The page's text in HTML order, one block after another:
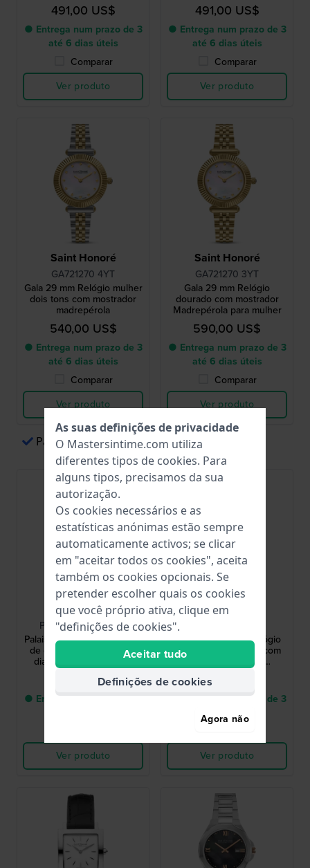
491,00 US$
● Entrega num prazo de 3
até 6 dias úteis
Comparar
Ver produto
491,00 US$
● Entrega num prazo de 3
até 6 dias úteis
Comparar
Ver produto
Saint Honoré
GA721270 4YT
Gala 29 mm Relógio mulher
dois tons com mostrador
madrepérola
540,00 US$
● Entrega num prazo de 3
até 6 dias úteis
Comparar
Ver produto
Saint Honoré
GA721270 3YT
Gala 29 mm Relógio
dourado com mostrador
Madrepérola para mulher
590,00 US$
● Entrega num prazo de 3
até 6 dias úteis
Comparar
Ver produto
Pagamentos fáceis através de Apple Pay
Saint Honoré
PR722155 31MYBDT
Palais Royal 26 mm Relógio
de quartzo elegante com
diamantes e mostrador
Madrepérola
986,00 US$
● Entrega num prazo de 3
Ver produto
Saint Honoré
Matignon 33 mm Relógio
de quartzo elegante com
data e mostrador
Madrepérola
520,00 US$
● Entrega num prazo de 3
até 6 dias úteis
Ver produto
As suas definições de privacidade
O Mastersintime.com utiliza
diferentes tipos de cookies. Para
alguns tipos, precisamos da sua
autorização.
Os cookies necessários e as
estatísticas anónimas estão sempre
automaticamente activos; se clicar
em "aceitar todos os cookies", aceita
também os cookies opcionais. Se
pretender escolher quais os cookies
que você próprio ativa, clique em
"definições de cookies".
Aceitar tudo
Definições de cookies
Agora não